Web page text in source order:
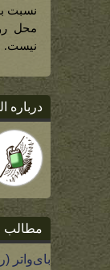
نسبت
محل
نیست.
درباره
مطالب
بای‌واتر